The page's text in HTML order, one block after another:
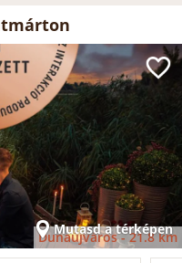
Mutasd a térképen
Dunaújváros -21.8 km